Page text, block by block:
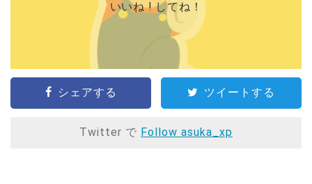
いいね ! してね！
シェアする ツイートする
Twitter で Follow asuka_xp